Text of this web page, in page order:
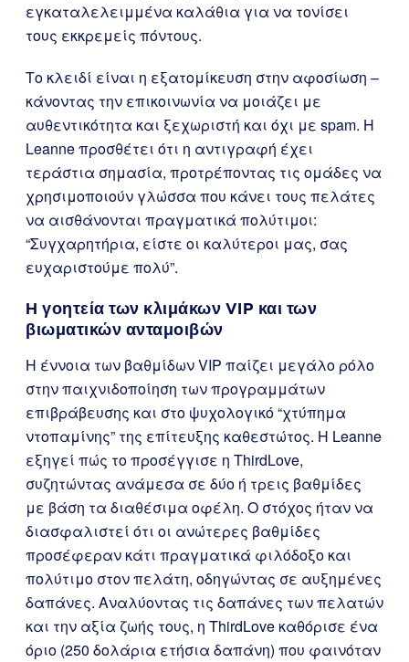
εγκαταλελειμμένα καλάθια για να τονίσει
τους εκκρεμείς πόντους.
Το κλειδί είναι η εξατομίκευση στην αφοσίωση –
κάνοντας την επικοινωνία να μοιάζει με
αυθεντικότητα και ξεχωριστή και όχι με spam. Η
Leanne προσθέτει ότι η αντιγραφή έχει
τεράστια σημασία, προτρέποντας τις ομάδες να
χρησιμοποιούν γλώσσα που κάνει τους πελάτες
να αισθάνονται πραγματικά πολύτιμοι:
“Συγχαρητήρια, είστε οι καλύτεροι μας, σας
ευχαριστούμε πολύ”.
Η γοητεία των κλιμάκων VIP και των
βιωματικών ανταμοιβών
Η έννοια των βαθμίδων VIP παίζει μεγάλο ρόλο
στην παιχνιδοποίηση των προγραμμάτων
επιβράβευσης και στο ψυχολογικό “χτύπημα
ντοπαμίνης” της επίτευξης καθεστώτος. Η Leanne
εξηγεί πώς το προσέγγισε η ThirdLove,
συζητώντας ανάμεσα σε δύο ή τρεις βαθμίδες
με βάση τα διαθέσιμα οφέλη. Ο στόχος ήταν να
διασφαλιστεί ότι οι ανώτερες βαθμίδες
προσέφεραν κάτι πραγματικά φιλόδοξο και
πολύτιμο στον πελάτη, οδηγώντας σε αυξημένες
δαπάνες. Αναλύοντας τις δαπάνες των πελατών
και την αξία ζωής τους, η ThirdLove καθόρισε ένα
όριο (250 δολάρια ετήσια δαπάνη) που φαινόταν